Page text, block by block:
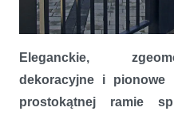
Ogrodzeniowe
Eleganckie,
dekoracyjne i pionowe
prostokątnej ramie